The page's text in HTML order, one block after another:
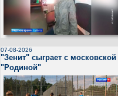
07-08-2026
"Зенит" сыграет с московской
"Родиной"